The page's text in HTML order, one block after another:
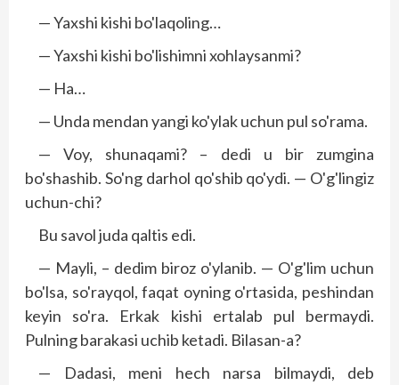
— Yaxshi kishi bo'laqoling…
— Yaxshi kishi bo'lishimni xohlaysanmi?
— Ha…
— Unda mendan yangi ko'ylak uchun pul so'rama.
— Voy, shunaqami? – dedi u bir zumgina
bo'shashib. So'ng darhol qo'shib qo'ydi. — O'g'lingiz
uchun-chi?
Bu savol juda qaltis edi.
— Mayli, – dedim biroz o'ylanib. — O'g'lim uchun
bo'lsa, so'rayqol, faqat oyning o'rtasida, peshindan
keyin so'ra. Erkak kishi ertalab pul bermaydi.
Pulning barakasi uchib ketadi. Bilasan-a?
— Dadasi, meni hech narsa bilmaydi, deb